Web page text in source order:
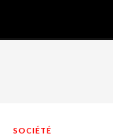
SOCIÉTÉ